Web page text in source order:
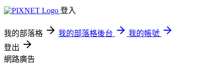
登入
我的部落格 我的部落格後台
我的帳號
登出
網路廣告